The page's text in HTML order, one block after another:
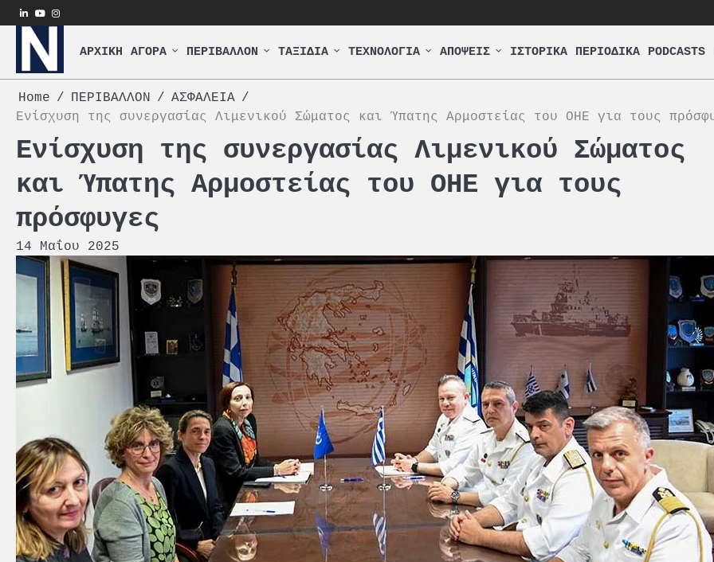
Skip
to
content
linkedin
youtube
instagram
ΑΡΧΙΚΗ ΑΓΟΡΑ ΠΕΡΙΒΑΛΛΟΝ ΤΑΞΙΔΙΑ ΤΕΧΝΟΛΟΓΙΑ ΑΠΟΨΕΙΣ ΙΣΤΟΡΙΚΑ ΠΕΡΙΟΔΙΚΑ PODCASTS
Home ΠΕΡΙΒΑΛΛΟΝ
ΑΣΦΑΛΕΙΑ
Ενίσχυση της συνεργασίας Λιμενικού Σώματος και Ύπατης Αρμοστείας του ΟΗΕ για τους
Ενίσχυση της συνεργασίας Λιμενικού Σώματος
και Ύπατης Αρμοστείας του ΟΗΕ για τους
πρόσφυγες
14 Μαΐου 2025